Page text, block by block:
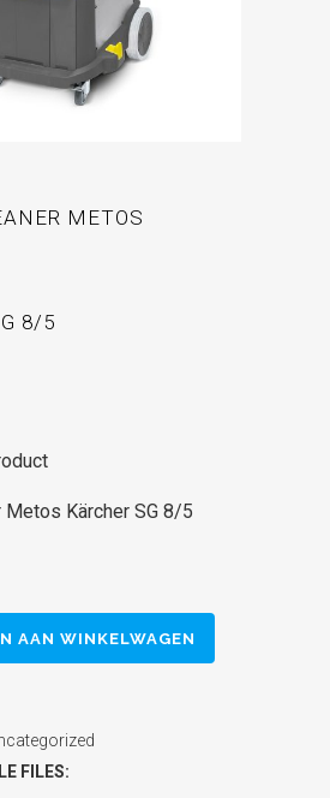
METOS
8/5
Metos Kärcher SG 8/5
AAN WINKELWAGEN
FILES: